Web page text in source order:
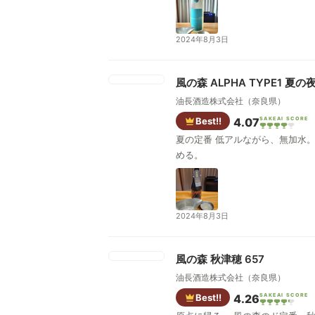
2024年8月3日
風の森 ALPHA TYPE1 夏の
油長酒造株式会社（奈良県）
Best!! 4.07SAKEAI SCORE
夏の定番 低アルながら、無加水。 風の森は全て無濾過無加水。 低アルに調整するため、酒が不安定なのか、8月末までに飲むように、記載あり。 なんぼでも飲
める。
2024年8月3日
風の森 秋津穂 657
油長酒造株式会社（奈良県）
Best!! 4.26SAKEAI SCORE